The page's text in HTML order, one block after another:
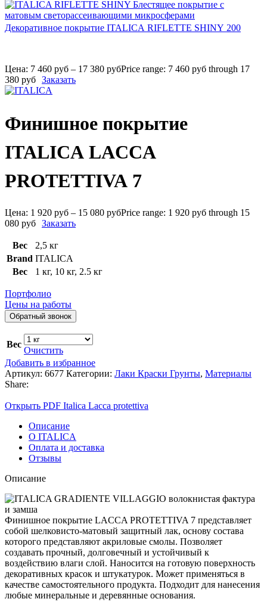
Декоративное покрытие ITALICA RIFLETTE SHINY 200
Цена: 7 460 руб – 17 380 рубPrice range: 7 460 руб through 17
380 руб Заказать
Финишное покрытие
ITALICA LACCA
PROTETTIVA 7
Цена: 1 920 руб – 15 080 рубPrice range: 1 920 руб through 15
080 руб Заказать
Вес
2,5 кг
Brand ITALICA
Вес
1 кг, 10 кг, 2.5 кг
Портфолио
Цены на работы
Обратный звонок
Вес
Очистить
Добавить в избранное
Артикул: 6677 Категории: Лаки Краски Грунты, Материалы
Share:
Открыть PDF Italica Lacca protettiva
Описание
О ITALICA
Оплата и доставка
Отзывы
Описание
Финишное покрытие LACCA PROTETTIVA 7 представляет
собой шелковисто-матовый защитный лак, основу состава
которого представляют акриловые смолы. Позволяет
создавать прочный, долговечный и устойчивый к
воздействию влаги слой. Наносится на готовую поверхность
декоративных красок и штукатурок. Может применяться в
качестве самостоятельного продукта. Подходит для нанесения
любые минеральные и деревянные основания.